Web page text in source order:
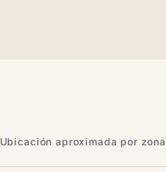
Ubicación aproximada por zona